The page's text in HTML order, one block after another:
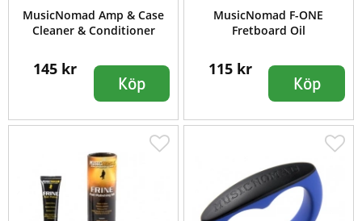
MusicNomad Amp & Case
Cleaner & Conditioner
145 kr
Köp
MusicNomad F-ONE
Fretboard Oil
115 kr
Köp